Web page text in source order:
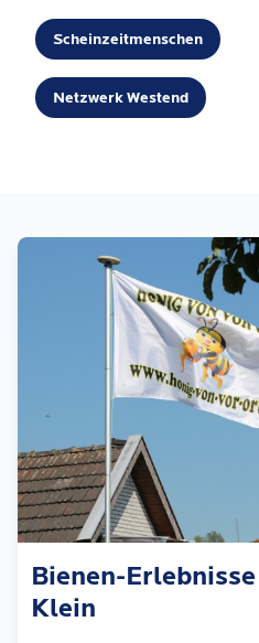
Scheinzeitmenschen
Netzwerk Westend
Bienen-
Klein